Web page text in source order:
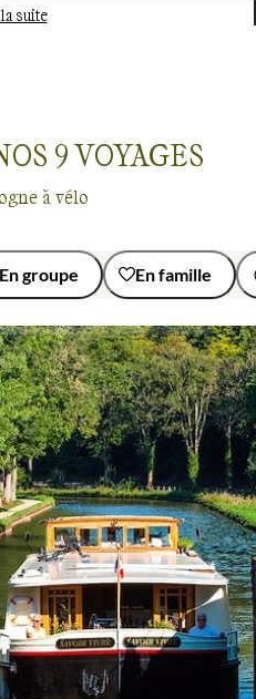
(17 avis)
pour offrir des balades
encore Dijon, capitale de la
du tour de Bougogne à vélo,
pour les enfants avec des
suite
9VOYAGES
à vélo
En groupe En famille
à 1 250 €
ans